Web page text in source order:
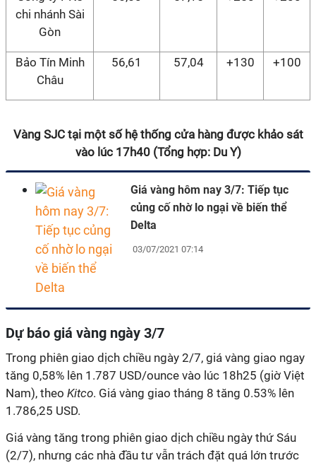
chi nhánh Sài
Gòn
Bảo Tín Minh
Châu
56,61 57,04 +130 +100
Vàng SJC tại một số hệ thống cửa hàng được khảo sát
vào lúc 17h40 (Tổng hợp: Du Y)
Giá vàng hôm nay 3/7: Tiếp tục
củng cố nhờ lo ngại về biến thể
Delta
03/07/2021 07:14
Dự báo giá vàng ngày 3/7
Trong phiên giao dịch chiều ngày 2/7, giá vàng giao ngay
tăng 0,58% lên 1.787 USD/ounce vào lúc 18h25 (giờ Việt
Nam), theo Kitco. Giá vàng giao tháng 8 tăng 0.53% lên
1.786,25 USD.
Giá vàng tăng trong phiên giao dịch chiều ngày thứ Sáu
(2/7), nhưng các nhà đầu tư vẫn trách đặt quá lớn trước